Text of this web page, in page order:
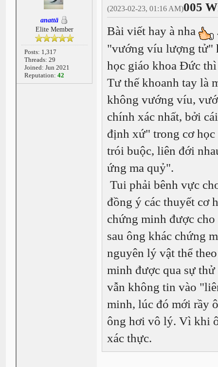
anattā
Elite Member
Posts: 1,317
Threads: 29
Joined: Jun 2021
Reputation: 42
(2023-02-23, 01:16 AM)005
Bài viết hay à nha
"vướng víu lượng tử"
học giáo khoa Đức
Tư thế khoanh tay là
không vướng víu,
chính xác nhất, bởi
định xứ" trong cơ
trói buộc, liên đới
ứng ma quỷ".
Tui phải bênh vực
đồng ý các thuyết cơ
chứng minh được
sau ông khác chứng
nguyên lý vật thể
minh được qua sự
vẫn không tin vào
minh, lúc đó mới rầy
ông hơi vô lý. Vì khi
xác thực.